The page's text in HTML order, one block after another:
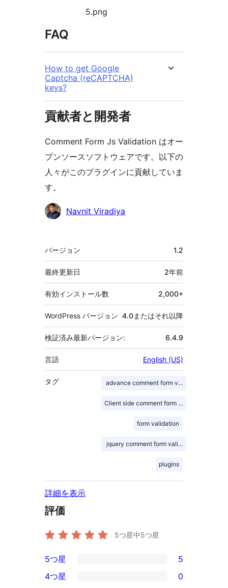
5.png
FAQ
How to get Google
Captcha (reCAPTCHA)
keys?
貢献者と開発者
Comment Form Js Validation はオー
プンソースソフトウェアです。以下の
人々がこのプラグインに貢献していま
す。
貢
Navnit Viradiya
メ
タ
バージョン 1.2
最終更新日 2年前
有効インストール数 2,000+
WordPress バージョン 4.0またはそれ以降
検証済み最新バージョン: 6.4.9
言語 English (US)
タグ advance comment form validation
Client side comment form validation
form validation
jquery comment form validation
plugins
詳細を表示
評価
5つ星中5つ星
5
5-
5つ星 5
4つ星 0